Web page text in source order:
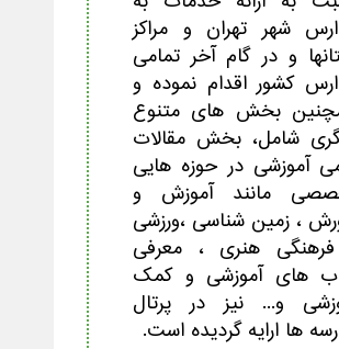
شهر تهران و مراکز
و در گام آخر تمامی
کشور اقدام نموده و
بخش های متنوع
شامل، بخش مقالات
آموزشی در حوزه هایی
مانند آموزش و
، زمین شناسی ،ورزشی
هنری ، معرفی
های آموزشی و کمک
و... نیز در پرتال
ها ارايه گردیده است.